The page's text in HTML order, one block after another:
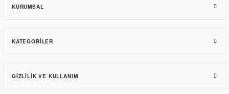
KURUMSAL
KATEGORILER
GIZLILIK VE KULLANIM